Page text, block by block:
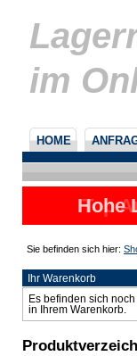
im
HOME
Top
Hohe
Sie befinden sich hier:
Ihr Warenkorb
Es befinden sich noch
in Ihrem Warenkorb.